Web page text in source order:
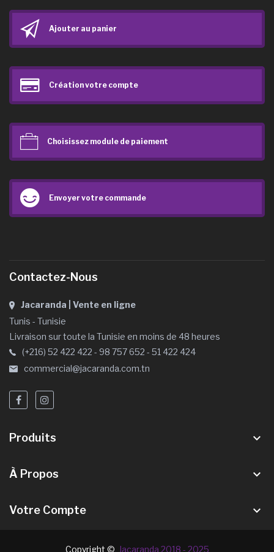
Ajouter au panier
Création votre compte
Choisissez module de paiement
Envoyer votre commande
Contactez-Nous
Jacaranda | Vente en ligne
Tunis - Tunisie
Livraison sur toute la Tunisie en moins de 48 heures
(+216) 52 422 422 - 98 757 652 - 51 422 424
commercial@jacaranda.com.tn
Produits keyboard_arrow_down
À Propos keyboard_arrow_down
Votre Compte keyboard_arrow_down
Copyright © Jacaranda 2018 - 2025